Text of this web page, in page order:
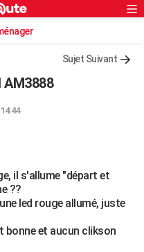
Sujet Suivant
AM3888
il s'allume "départ et
??
led rouge allumé, juste
bonne et aucun clikson